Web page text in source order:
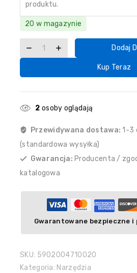
produktu.
20 w magazynie
Dodaj
Kup Teraz
2 osoby oglądają
Przewidywana dostawa: 1-3
(standardowa wysyłka)
Gwarancja: Producenta /
katalogowa
Gwarantowane bezpieczne i
SKU: 5902004710020
Kategoria: Narzędzia